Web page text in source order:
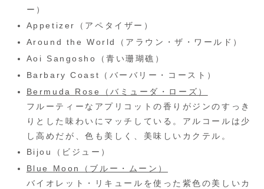
ー）
Appetizer（アペタイザー）
Around the World（アラウン・ザ・ワールド）
Aoi Sangosho（青い珊瑚礁）
Barbary Coast（バーバリー・コースト）
Bermuda Rose（バミューダ・ローズ）
フルーティーなアプリコットの香りがジンのすっき
りとした味わいにマッチしている。アルコールは少
し高めだが、色も美しく、美味しいカクテル。
Bijou（ビジュー）
Blue Moon（ブルー・ムーン）
バイオレット・リキュールを使った紫色の美しいカ